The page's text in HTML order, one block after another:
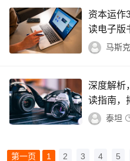
资本运作
读电子版
深度解析
马斯克
深度解析
读指南，
模式深度
泰坦
第一页 1 2 3 4 5